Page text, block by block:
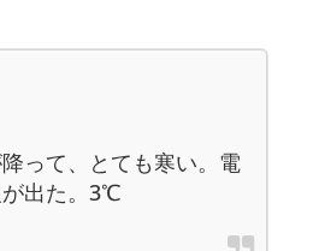
って、とても寒い。電
出た。3℃